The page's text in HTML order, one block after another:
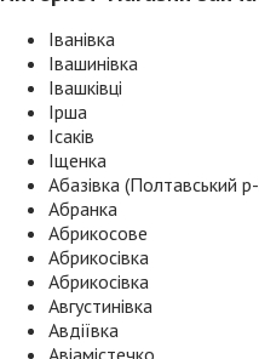
Іванівка
Івашинівка
Івашківці
Ірша
Ісаків
Іщенка
Абазівка (Полтавський
Абранка
Абрикосове
Абрикосівка
Абрикосівка
Августинівка
Авдіївка